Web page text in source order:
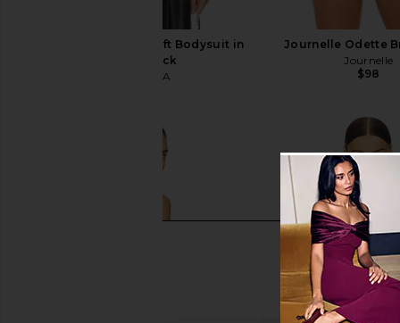
BLUEBELLA Crystal Soft Bodysuit in
Clear & Black
BLUEBELLA
Journelle Odette
Journelle
$98